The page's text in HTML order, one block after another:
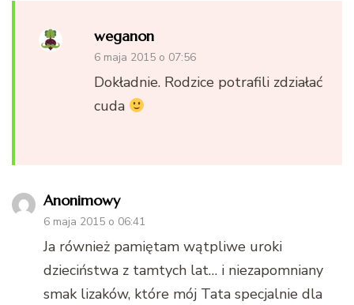
weganon
6 maja 2015 o 07:56
Dokładnie. Rodzice potrafili zdziałać
cuda
Anonimowy
6 maja 2015 o 06:41
Ja również pamiętam wątpliwe uroki
dzieciństwa z tamtych lat… i niezapomniany
smak lizaków, które mój Tata specjalnie dla